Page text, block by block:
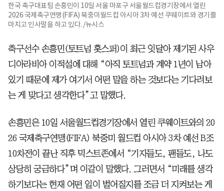
한국 축구대표팀 손흥민이 10일 서울 마포구 서울월드컵경기장에서 열린
2026 국제축구연맹(FIFA) 북중미월드컵 아시아 3차 예선 쿠웨이트와 경기를
마치고 인사말을 하고 있다. /뉴시스
축구선수 손흥민(토트넘 홋스퍼)이 최근 잇달아 제기된 사우
디아라비아 이적설에 대해 “아직 토트넘과 계약 1년이 남아
있기 때문에 제가 여기서 어떤 말을 하는 것보다는 기다려보
는 게 맞다고 생각한다”고 말했다.
손흥민은 10일 서울월드컵경기장에서 열린 쿠웨이트와의 20
26 국제축구연맹(FIFA) 북중미 월드컵 아시아 3차 예선 B조
10차전이 끝난 직후 믹스트존에서 “기자들도, 팬들도, 나도
상당히 궁금하다”며 이같이 말했다. 그러면서 “미래를 생각
하기보다는 현재 어떤 일이 벌어질지를 조금 더 지켜보는 게